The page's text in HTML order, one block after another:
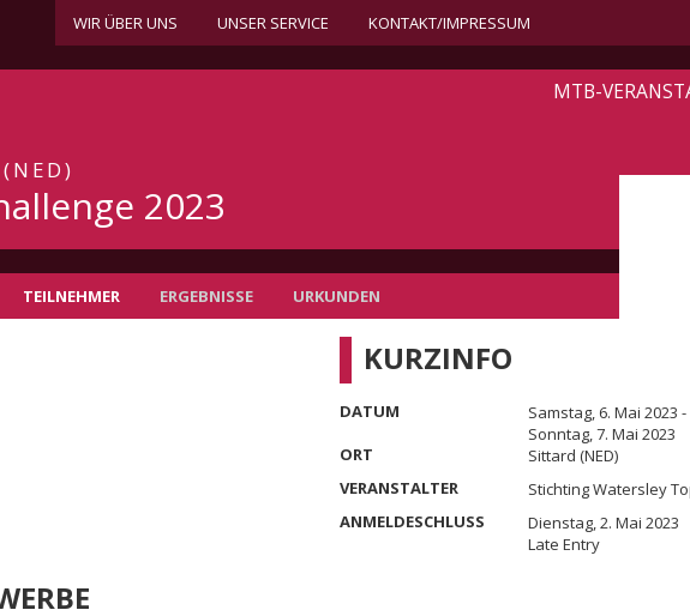
WIR ÜBER UNS UNSER SERVICE KONTAKT/IMPRESSUM
MTB-
2023
TEILNEHMER ERGEBNISSE URKUNDEN
KURZINFO
DATUM
Samstag, 6. Mai 2023 -
Sonntag, 7. Mai 2023
ORT
Sittard (NED)
VERANSTALTER
Stichting Watersley
ANMELDESCHLUSS
Dienstag, 2. Mai 2023
Late Entry